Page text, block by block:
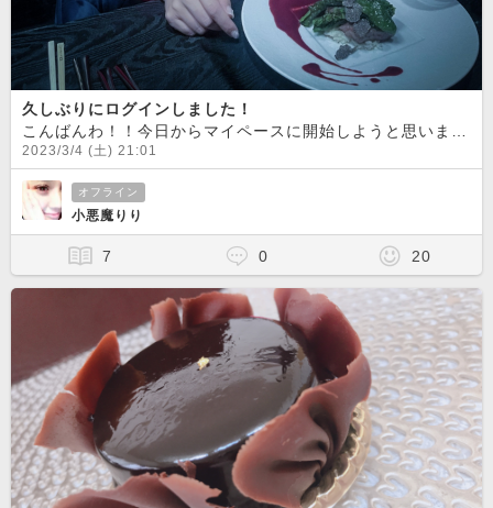
久しぶりにログインしました！
2023/3/4 (土) 21:01
オフライン
小悪魔りり
7 0 20